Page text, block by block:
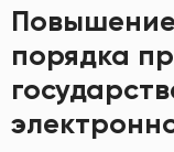
порядка